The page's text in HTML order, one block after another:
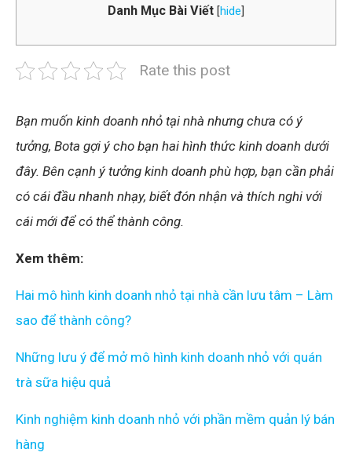
Danh Mục Bài Viết [hide
Rate this post
Bạn muốn kinh doanh nhỏ tại nhà nhưng chưa có ý
tưởng, Bota gợi ý cho bạn hai hình thức kinh doanh dưới
đây. Bên cạnh ý tưởng kinh doanh phù hợp, bạn cần phải
có cái đầu nhanh nhạy, biết đón nhận và thích nghi với
cái mới để có thể thành công.
Xem thêm:
Hai mô hình kinh doanh nhỏ tại nhà cần lưu tâm – Làm
sao để thành công?
Những lưu ý để mở mô hình kinh doanh nhỏ với quán
trà sữa hiệu quả
Kinh nghiệm kinh doanh nhỏ với phần mềm quản lý bán
hàng